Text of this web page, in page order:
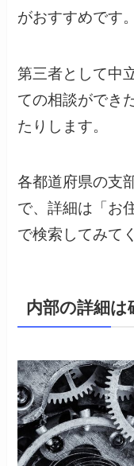
がおすすめです。
第三者として中
ての相談ができ
たりします。
各都道府県の支
で、詳細は「お
で検索してみて
内部の詳細は